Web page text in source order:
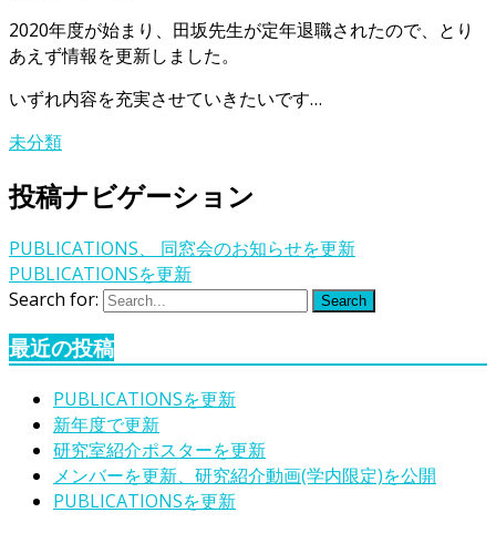
2020年度が始まり、田坂先生が定年退職されたので、とり
あえず情報を更新しました。
いずれ内容を充実させていきたいです…
未分類
投稿ナビゲーション
PUBLICATIONS、 同窓会のお知らせを更新
PUBLICATIONSを更新
Search for:
Search
最近の投稿
PUBLICATIONSを更新
新年度で更新
研究室紹介ポスターを更新
メンバーを更新、研究紹介動画(学内限定)を公開
PUBLICATIONSを更新